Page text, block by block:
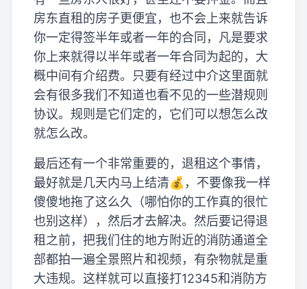
房东直租的房子更便宜，也不会上来就告诉
你一定得签半年或者一年的合同，凡是要求
你上来就得以半年或者一年合同为起的，大
概中间有介绍费。只要有经过中介这里面就
会有很多我们不知道也看不见的一些潜规则
协议。规则是它们定的，它们可以想怎么改
就怎么改。
最后还有一个非常重要的，退租这个事情，
最好就是几天内马上结清💰，不要像我一样
傻傻地拖了这么久（哪怕你的工作真的很忙
也别这样），然后才去解决。然后要记得退
租之前，把我们住的地方附近的消防通道全
部都拍一遍全景照片和视频，有杂物就是重
大违规。这样就可以直接打12345和消防方